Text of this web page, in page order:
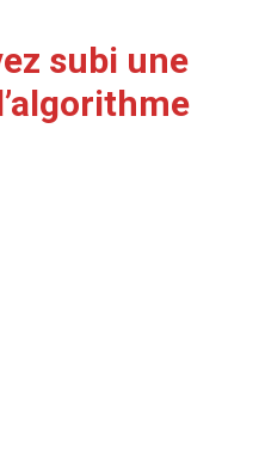
subi une